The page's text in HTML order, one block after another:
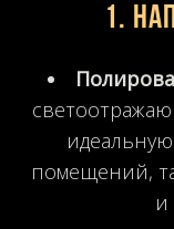
1.
помещений,
и